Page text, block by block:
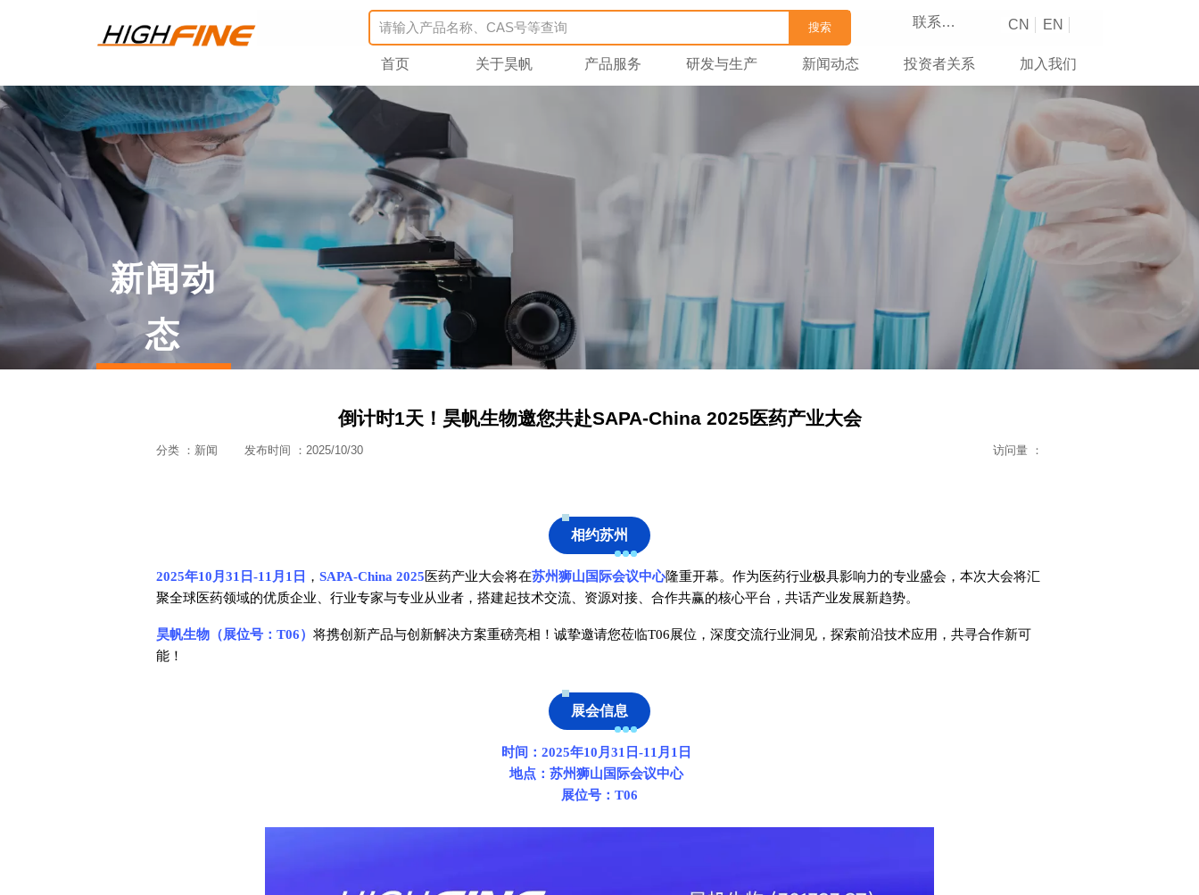
搜索 联系我们 CN EN
首页 关于昊帆 产品服务 研发与生产 新闻动态 投资者关系 加入我们
新闻动
态
倒计时1天！昊帆生物邀您共赴SAPA-China 2025医药产业大会
分类 ：新闻 发布时间 ：2025/10/30 访问量 ：
相约苏州
2025年10月31日-11月1日 ， SAPA-China 2025 医药产业大会将在苏州狮山国际会议中心隆重开幕。作为医药行业极具影响力的专业盛会，本次大会将汇
聚全球医药领域的优质企业、行业专家与专业从业者，搭建起技术交流、资源对接、合作共赢的核心平台，共话产业发展新趋势。
昊帆生物（展位号：T06） 将携创新产品与创新解决方案重磅亮相！诚挚邀请您莅临T06展位，深度交流行业洞见，探索前沿技术应用，共寻合作新可
能！
展会信息
时间：2025年10月31日-11月1日
地点：苏州狮山国际会议中心
展位号：T06